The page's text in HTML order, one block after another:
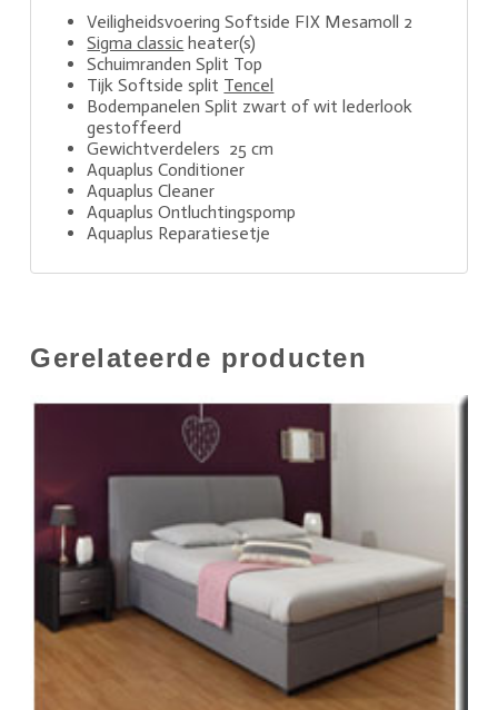
Veiligheidsvoering Softside FIX Mesamoll 2
Sigma classic heater(s)
Schuimranden Split Top
Tijk Softside split Tencel
Bodempanelen Split zwart of wit lederlook
gestoffeerd
Gewichtverdelers 25 cm
Aquaplus Conditioner
Aquaplus Cleaner
Aquaplus Ontluchtingspomp
Aquaplus Reparatiesetje
Gerelateerde producten